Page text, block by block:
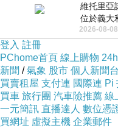
維托里亞
位於義大
用以紀念
2026-08-08
登入 註冊
PChome首頁 線上購物
新聞 /氣象 股市 個人新聞台
買賣租屋 支付連 國際連 Pi
買車 旅行團 汽車險推薦 線
一元簡訊 直播達人 數位憑
買網址 虛擬主機 企業郵件